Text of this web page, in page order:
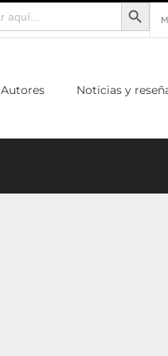
Autores Noticias y